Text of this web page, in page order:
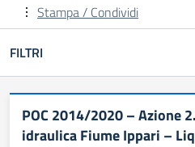
Stampa / Condividi
FILTRI
POC 2014/2020 – Azione
idraulica Fiume Ippari –